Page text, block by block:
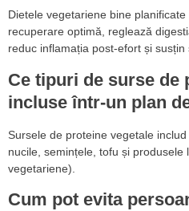
Dietele vegetariene bine
recuperare optimă, reglează
reduc inflamația post-efort și susțin
Ce tipuri de surse de
incluse într-un plan
Sursele de proteine vegetale
nucile, semințele, tofu și
vegetariene).
Cum pot evita